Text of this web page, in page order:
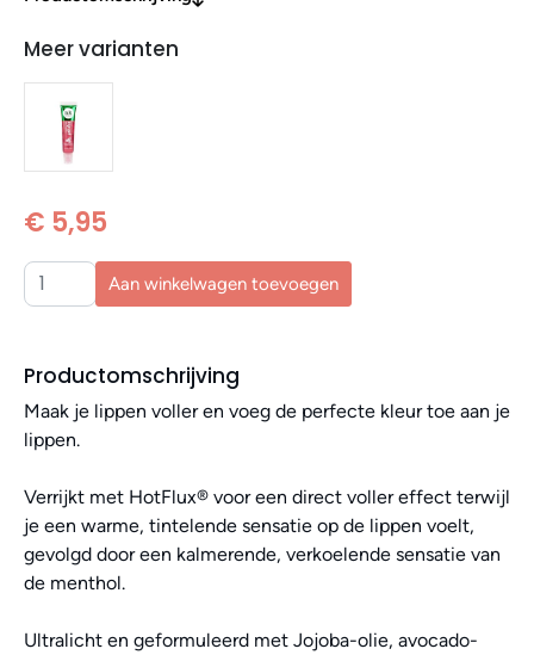
Meer varianten
€ 5,95
Aan winkelwagen toevoegen
Productomschrijving
Maak je lippen voller en voeg de perfecte kleur toe aan je
lippen.
Verrijkt met HotFlux® voor een direct voller effect terwijl
je een warme, tintelende sensatie op de lippen voelt,
gevolgd door een kalmerende, verkoelende sensatie van
de menthol.
Ultralicht en geformuleerd met Jojoba-olie, avocado-